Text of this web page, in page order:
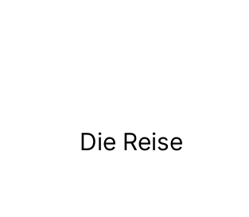
Die Reise